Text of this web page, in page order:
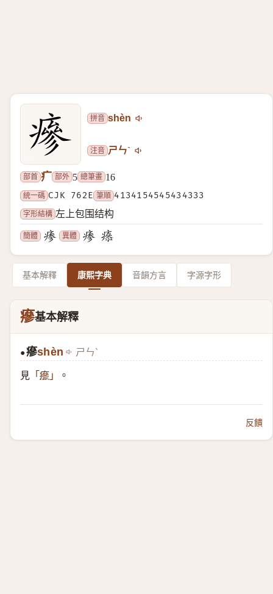
拼音 shèn
注音 ㄕㄣˋ
部首 疒 部外 5 總筆畫 16
統一碼 CJK 762E 筆順 4134154545434333
字形結構 左上包围结构
簡體 異體
基本解釋 康熙字典 音韻方言 字源字形
瘮基本解釋
●瘮shèn ㄕㄣˋ
見 「 瘮 」 。
反饋